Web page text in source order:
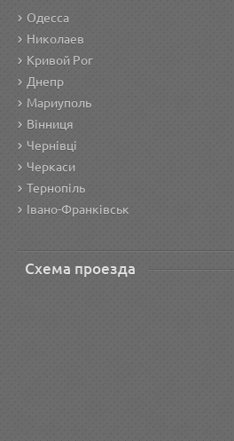
Одесса
Николаев
Кривой Рог
Днепр
Мариуполь
Вінниця
Чернівці
Черкаси
Тернопіль
Івано-Франківськ
Схема проезда